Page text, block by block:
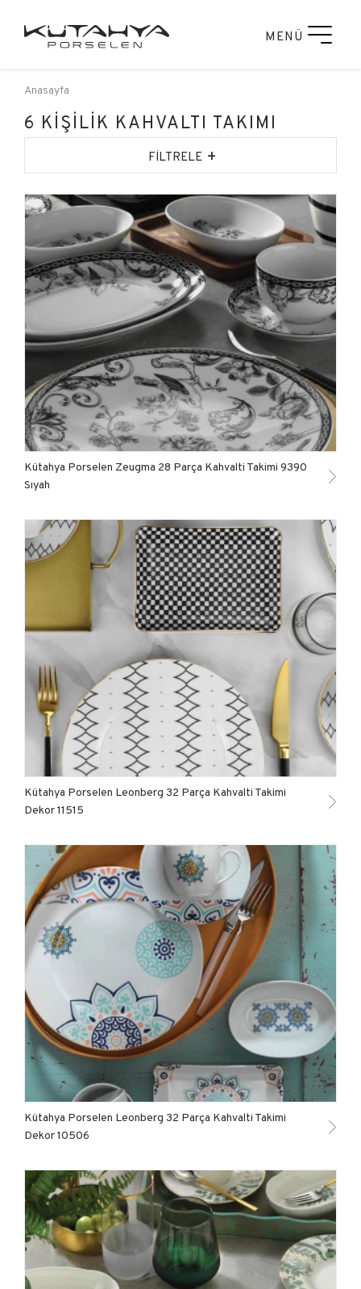
MENÜ
Anasayfa
6 KİŞİLİK KAHVALTI TAKIMI
FİLTRELE +
Kütahya Porselen Zeugma 28 Parça Kahvalti Takimi 9390
Sıyah
Kütahya Porselen Leonberg 32 Parça Kahvalti Takimi
Dekor 11515
Kütahya Porselen Leonberg 32 Parça Kahvalti Takimi
Dekor 10506